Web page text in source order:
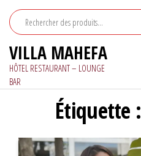
contenu
VILLA MAHEFA
HÔTEL RESTAURANT – LOUNGE
BAR
Étiquette :